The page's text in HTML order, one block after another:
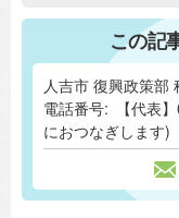
この記
人吉市 復興政策部
電話番号:
【代表
におつなぎします)